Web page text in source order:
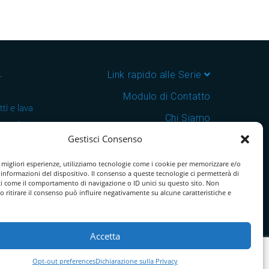
Gestisci Consenso
esperienze, utilizziamo tecnologie come i cookie per memorizzare e/o
informazioni del dispositivo. Il consenso a queste tecnologie ci permetterà di
come il comportamento di navigazione o ID unici su questo sito. Non
ritirare il consenso può influire negativamente su alcune caratteristiche e
Accetta
Opt-out preferencesDichiarazione sulla Privacy
e lava
e
in
Link rapido alle Serie
Modulo di Contatto
Chi Siamo
Download Catalogo PDF
Cookie Policy